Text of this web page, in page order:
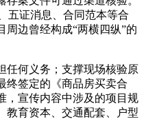
五证消息、合同范本等合
周边曾经构成“两横四纵”的
何义务；支撑现场核验原
终签定的《商品房买卖合
，宣传内容中涉及的项目规
教育资本、交通配套、户型